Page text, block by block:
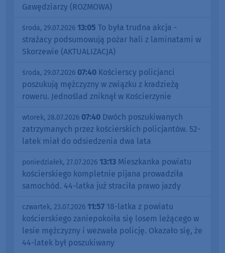
Gawędziarzy (ROZMOWA)
środa, 29.07.2026 13:05 To była trudna akcja -
strażacy podsumowują pożar hali z laminatami w
Skorzewie (AKTUALIZACJA)
środa, 29.07.2026 07:40 Kościerscy policjanci
poszukują mężczyzny w związku z kradzieżą
roweru. Jednoślad zniknął w Kościerzynie
wtorek, 28.07.2026 07:40 Dwóch poszukiwanych
zatrzymanych przez kościerskich policjantów. 52-
latek miał do odsiedzenia dwa lata
poniedziałek, 27.07.2026 13:13 Mieszkanka powiatu
kościerskiego kompletnie pijana prowadziła
samochód. 44-latka już straciła prawo jazdy
czwartek, 23.07.2026 11:57 18-latka z powiatu
kościerskiego zaniepokoiła się losem leżącego w
lesie mężczyzny i wezwała policję. Okazało się, że
44-latek był poszukiwany